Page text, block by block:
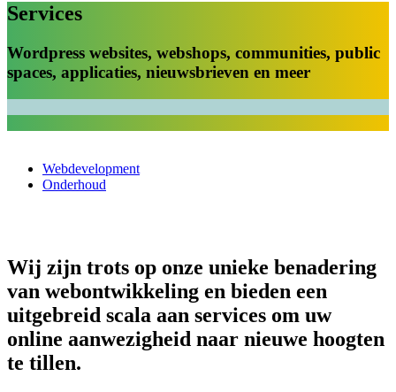
Services
Wordpress websites, webshops, communities, public
spaces, applicaties, nieuwsbrieven en meer
Webdevelopment
Onderhoud
Wij zijn trots op onze unieke benadering
van webontwikkeling en bieden een
uitgebreid scala aan services om uw
online aanwezigheid naar nieuwe hoogten
te tillen.